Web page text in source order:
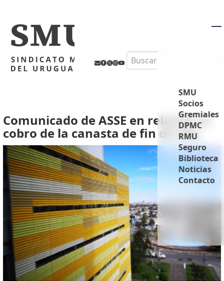
Search
SMU
Socios
Gremiales
DPMC
RMU
Seguro
Biblioteca
Noticias
Contacto
Comunicado de ASSE en relación al
cobro de la canasta de fin de año